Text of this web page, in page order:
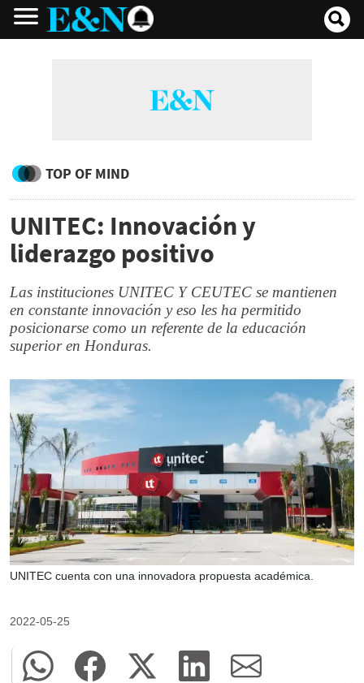
TOP OF MIND
UNITEC: Innovación y
liderazgo positivo
Las instituciones UNITEC Y CEUTEC se mantienen
en constante innovación y eso les ha permitido
posicionarse como un referente de la educación
superior en Honduras.
UNITEC cuenta con una innovadora propuesta académica.
2022-05-25